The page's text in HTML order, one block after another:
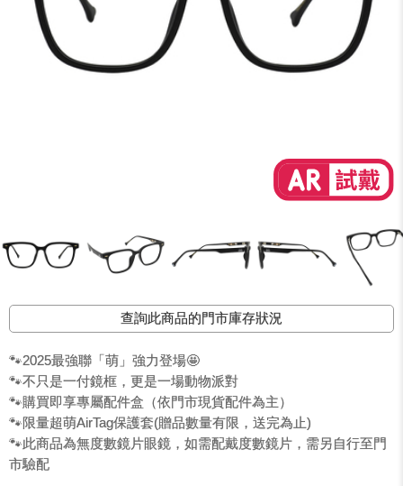
查詢此商品的門市庫存狀況
🐾2025最強聯「萌」強力登場🤩
🐾不只是一付鏡框，更是一場動物派對
🐾購買即享專屬配件盒（依門市現貨配件為主）
🐾限量超萌AirTag保護套(贈品數量有限，送完為止)
🐾此商品為無度數鏡片眼鏡，如需配戴度數鏡片，需另自行至門
市驗配